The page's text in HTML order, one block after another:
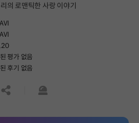
의 로맨틱한 사랑 이야기
평가 없음
후기 없음
공유하기신고하기